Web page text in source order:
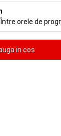
Între orele de